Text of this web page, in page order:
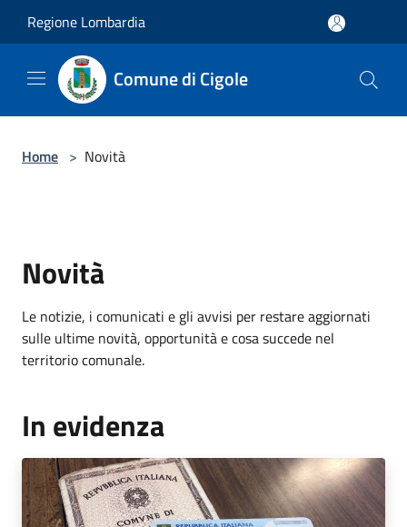
Regione Lombardia
Comune di Cigole
Home > Novità
Novità
Le notizie, i comunicati e gli avvisi per restare aggiornati
sulle ultime novità, opportunità e cosa succede nel
territorio comunale.
In evidenza